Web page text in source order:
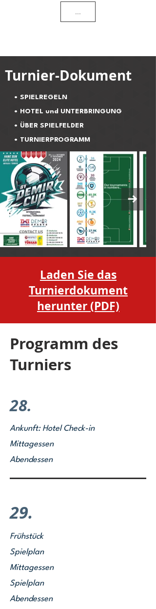
...
Turnier-Dokument
• SPIELREGELN
• HOTEL und UNTERBRINGUNG
• ÜBER SPIELFELDER
• TURNIERPROGRAMM
Laden Sie das
Turnierdokument
herunter (PDF)
Programm des
Turniers
28.
Ankunft: Hotel Check-in
Mittagessen
Abendessen
29.
Frühstück
Spielplan
Mittagessen
Spielplan
Abendessen